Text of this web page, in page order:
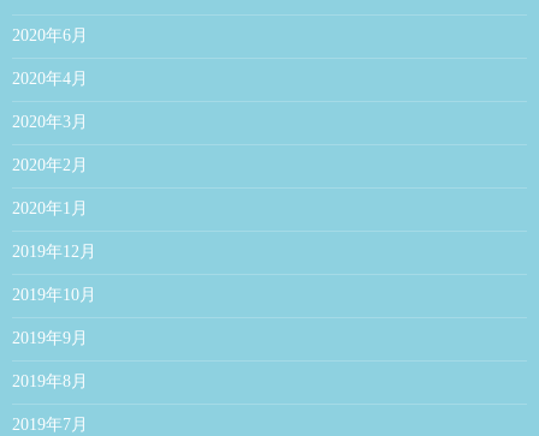
2020年6月
2020年4月
2020年3月
2020年2月
2020年1月
2019年12月
2019年10月
2019年9月
2019年8月
2019年7月